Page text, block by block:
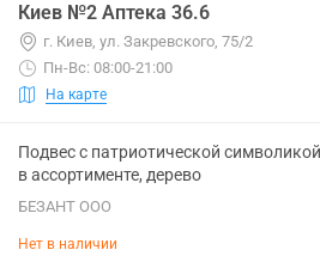
Киев №2 Аптека 36.6
г. Киев, ул. Закревского, 75/2
Пн-Вс: 08:00-21:00
На карте
Подвес с патриотической
в ассортименте, дерево
БЕЗАНТ ООО
Нет в наличии